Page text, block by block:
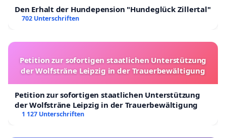
Den Erhalt der Hundepension "Hundeglück Zillertal"
702 Unterschriften
Petition zur sofortigen staatlichen Unterstützung
der Wolfsträne Leipzig in der Trauerbewältigung
Petition zur sofortigen staatlichen Unterstützung
der Wolfsträne Leipzig in der Trauerbewältigung
1 127 Unterschriften